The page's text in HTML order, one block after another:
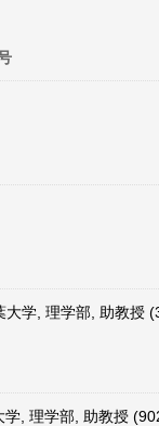
大学, 理学部, 助教授
学, 理学部, 助教授